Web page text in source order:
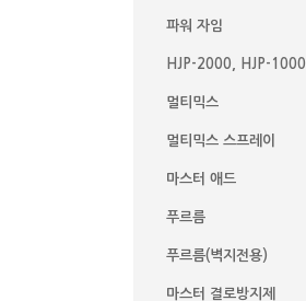
파워 자임
HJP-2000, HJP-1000
멀티믹스
멀티믹스 스프레이
마스터 애드
푸르름
푸르름(벽지전용)
마스터 결로방지제